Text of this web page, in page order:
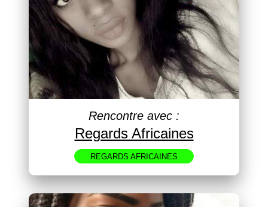
Rencontre avec :
Regards Africaines
REGARDS AFRICAINES